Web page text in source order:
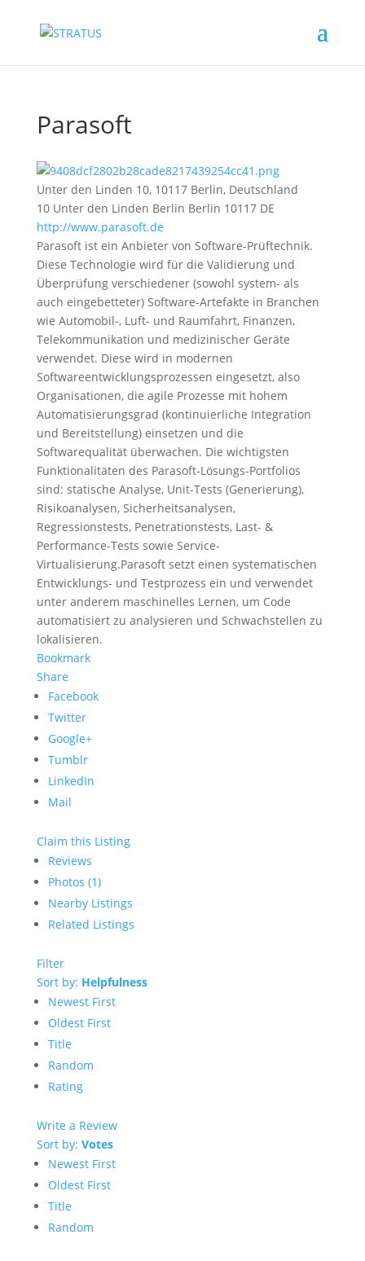
Parasoft
Unter den Linden 10, 10117 Berlin, Deutschland
10 Unter den Linden Berlin Berlin 10117 DE
http://www.parasoft.de
Parasoft ist ein Anbieter von Software-Prüftechnik.
Diese Technologie wird für die Validierung und
Überprüfung verschiedener (sowohl system- als
auch eingebetteter) Software-Artefakte in Branchen
wie Automobil-, Luft- und Raumfahrt, Finanzen,
Telekommunikation und medizinischer Geräte
verwendet. Diese wird in modernen
Softwareentwicklungsprozessen eingesetzt, also
Organisationen, die agile Prozesse mit hohem
Automatisierungsgrad (kontinuierliche Integration
und Bereitstellung) einsetzen und die
Softwarequalität überwachen. Die wichtigsten
Funktionalitäten des Parasoft-Lösungs-Portfolios
sind: statische Analyse, Unit-Tests (Generierung),
Risikoanalysen, Sicherheitsanalysen,
Regressionstests, Penetrationstests, Last- &
Performance-Tests sowie Service-
Virtualisierung.Parasoft setzt einen systematischen
Entwicklungs- und Testprozess ein und verwendet
unter anderem maschinelles Lernen, um Code
automatisiert zu analysieren und Schwachstellen zu
lokalisieren.
Bookmark
Share
Facebook
Twitter
Google+
Tumblr
LinkedIn
Mail
Claim this Listing
Reviews
Photos (1)
Nearby Listings
Related Listings
Filter
Sort by: Helpfulness
Newest First
Oldest First
Title
Random
Rating
Write a Review
Sort by: Votes
Newest First
Oldest First
Title
Random